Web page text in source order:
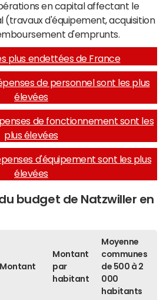
en capital affectant le
(travaux d'équipement, acquisition
d'emprunts.
plus endettées de France
de personnel sont les plus
élevées
de fonctionnement sont les
plus élevées
d'équipement sont les plus
élevées
budget de Natzwiller en
Montant
Montant
par
habitant
Moyenne
communes
de 500 à 2
000
habitants